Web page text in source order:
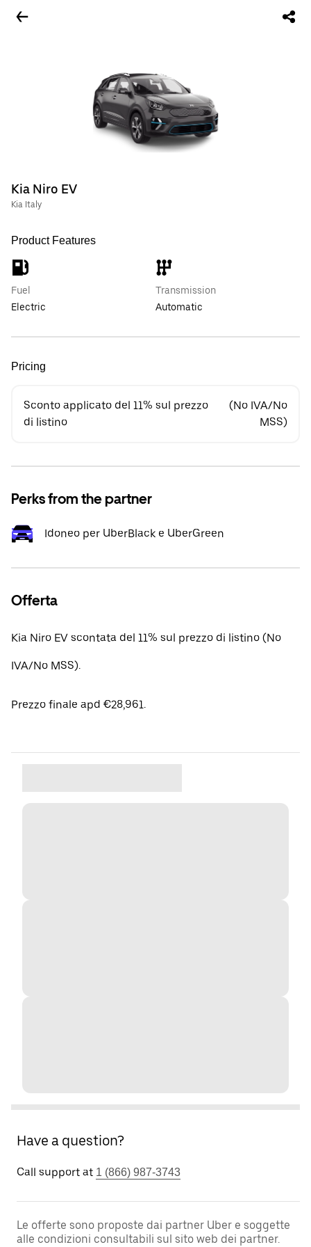
Kia Niro EV
Kia Italy
Product Features
Fuel
Electric
Transmission
Automatic
Pricing
Sconto applicato del 11% sul prezzo
di listino
(No IVA/No
MSS)
Perks from the partner
Idoneo per UberBlack e UberGreen
Offerta
Kia Niro EV scontata del 11% sul prezzo di listino (No
IVA/No MSS).
Prezzo finale apd €28,961.
Have a question?
Call support at 1 (866) 987-3743
Le offerte sono proposte dai partner Uber e soggette
alle condizioni consultabili sul sito web dei partner.